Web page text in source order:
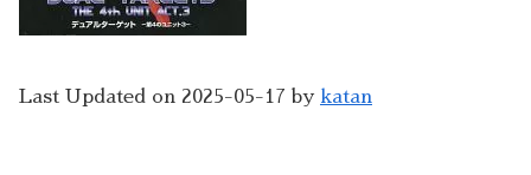
Last Updated on 2025-05-17 by katan